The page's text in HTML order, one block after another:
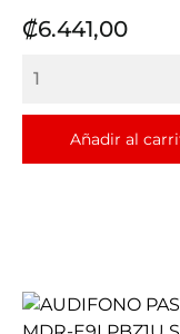
Precio
₡6.441,00
Añadir al